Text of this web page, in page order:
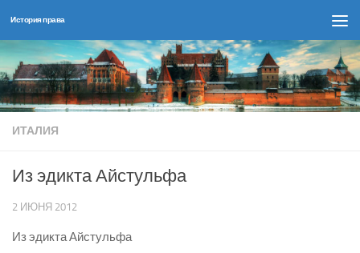
Перейти к содержимому
История права
ИТАЛИЯ
Из эдикта Айстульфа
2 ИЮНЯ 2012
Из эдикта Айстульфа